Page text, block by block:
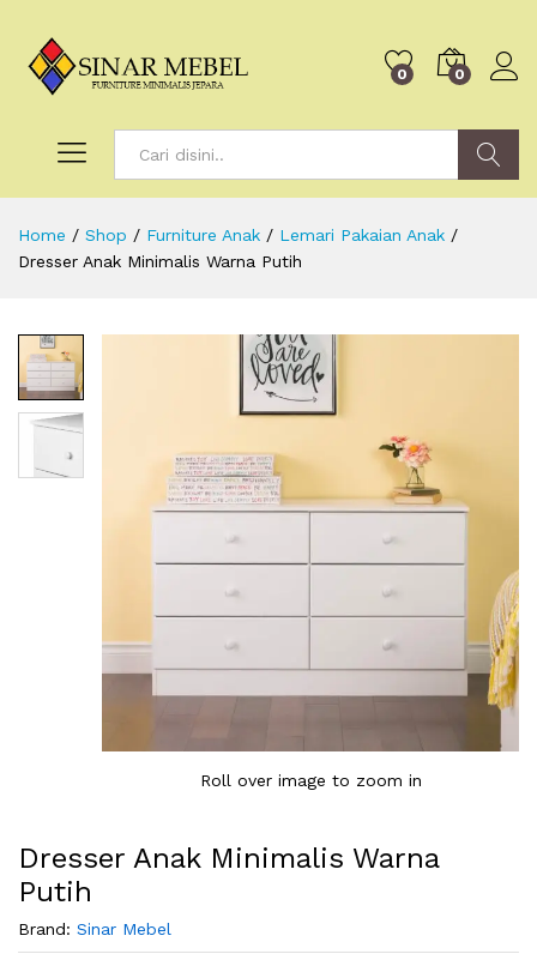
0 0
Search
Home / Shop / Furniture Anak / Lemari Pakaian Anak /
Dresser Anak Minimalis Warna Putih
Roll over image to zoom in
Dresser Anak Minimalis Warna
Putih
Brand: Sinar Mebel